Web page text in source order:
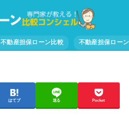
不動産担保ローン比較 不動産担保ロー
はてブ 送る Pocket